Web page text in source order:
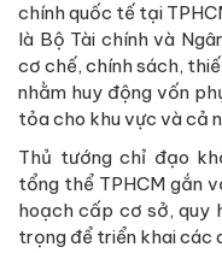
chính quốc tế tại
là Bộ Tài chính và
cơ chế, chính sách,
nhằm huy động vốn
tỏa cho khu vực và cả
Thủ tướng chỉ đạo
tổng thể TPHCM gắn
hoạch cấp cơ sở, quy
trọng để triển khai các